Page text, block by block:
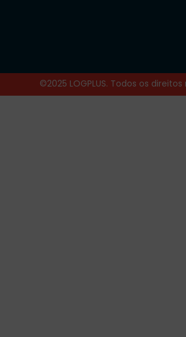
©2025 LOGPLUS. Todos os